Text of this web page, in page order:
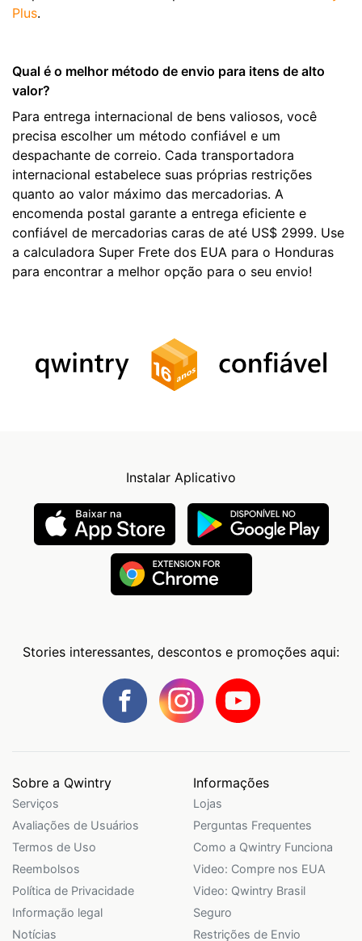
Plus.
Qual é o melhor método de envio para itens de alto
valor?
Para entrega internacional de bens valiosos, você
precisa escolher um método confiável e um
despachante de correio. Cada transportadora
internacional estabelece suas próprias restrições
quanto ao valor máximo das mercadorias. A
encomenda postal garante a entrega eficiente e
confiável de mercadorias caras de até US$ 2999. Use
a calculadora Super Frete dos EUA para o Honduras
para encontrar a melhor opção para o seu envio!
Instalar Aplicativo
Stories interessantes, descontos e promoções aqui:
Sobre a Qwintry
Serviços
Avaliações de Usuários
Termos de Uso
Reembolsos
Política de Privacidade
Informação legal
Notícias
Informações
Lojas
Perguntas Frequentes
Como a Qwintry Funciona
Video: Compre nos EUA
Video: Qwintry Brasil
Seguro
Restrições de Envio